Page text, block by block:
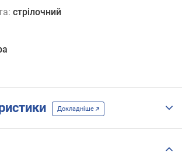
стрілочний
Докладніше